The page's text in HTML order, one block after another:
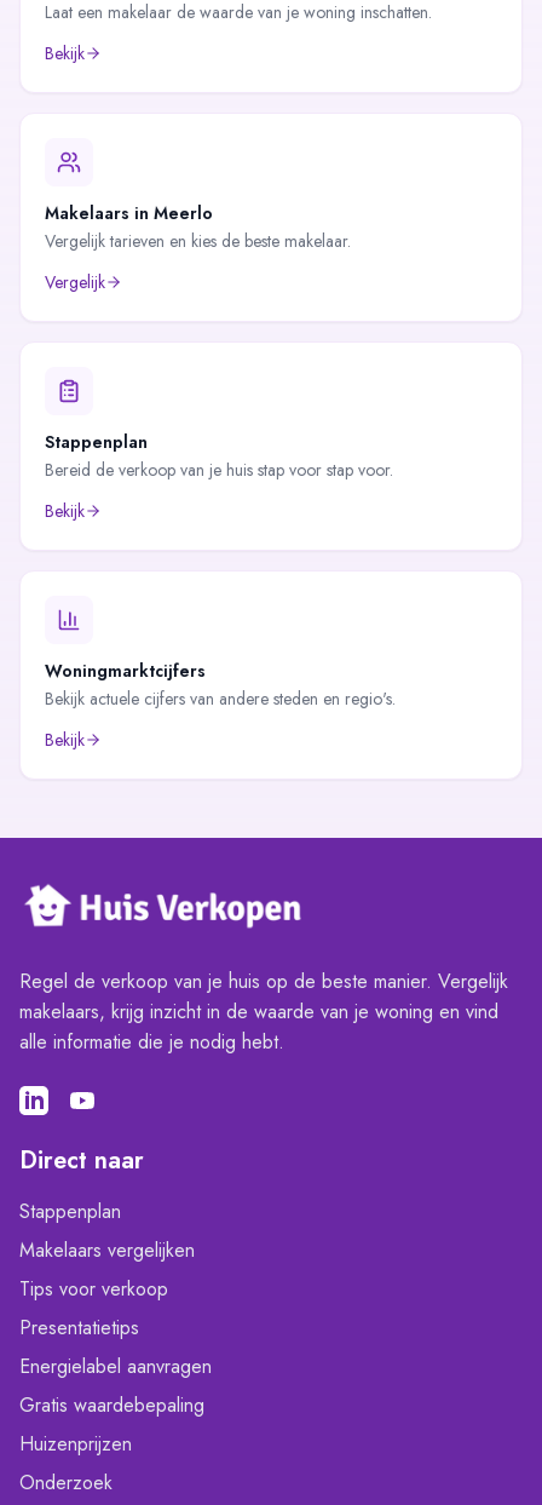
Laat een makelaar de waarde van je woning inschatten.
Bekijk
Makelaars in Meerlo
Vergelijk tarieven en kies de beste makelaar.
Vergelijk
Stappenplan
Bereid de verkoop van je huis stap voor stap voor.
Bekijk
Woningmarktcijfers
Bekijk actuele cijfers van andere steden en regio's.
Bekijk
Regel de verkoop van je huis op de beste manier. Vergelijk
makelaars, krijg inzicht in de waarde van je woning en vind
alle informatie die je nodig hebt.
Direct naar
Stappenplan
Makelaars vergelijken
Tips voor verkoop
Presentatietips
Energielabel aanvragen
Gratis waardebepaling
Huizenprijzen
Onderzoek